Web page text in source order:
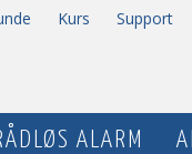
Kurs Support
ALARM